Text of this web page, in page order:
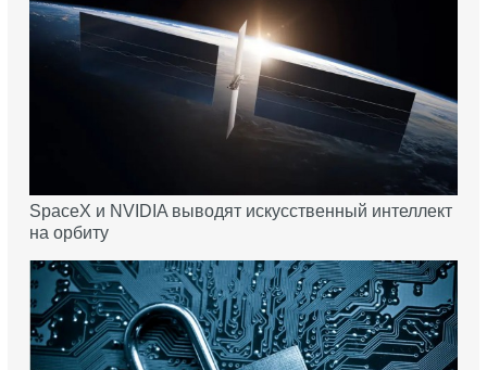
SpaceX и NVIDIA выводят искусственный интеллект
на орбиту